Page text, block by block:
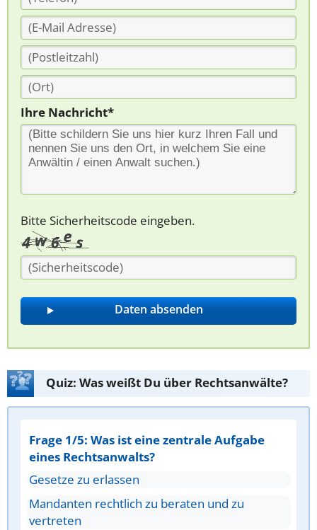
Ihre Nachricht*
Bitte Sicherheitscode eingeben.
Quiz: Was weißt Du über Rechtsanwälte?
Frage 1/5: Was ist eine zentrale Aufgabe
eines Rechtsanwalts?
Gesetze zu erlassen
Mandanten rechtlich zu beraten und zu
vertreten